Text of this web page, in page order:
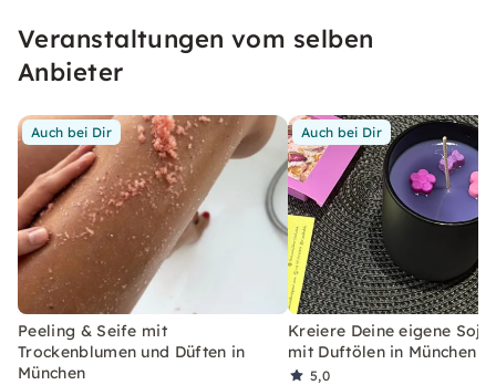
Veranstaltungen vom selben
Anbieter
Auch bei Dir
Peeling & Seife mit
Trockenblumen und Düften in
München
Auch bei Dir
Kreiere Deine eigene
mit Duftölen in München
5,0